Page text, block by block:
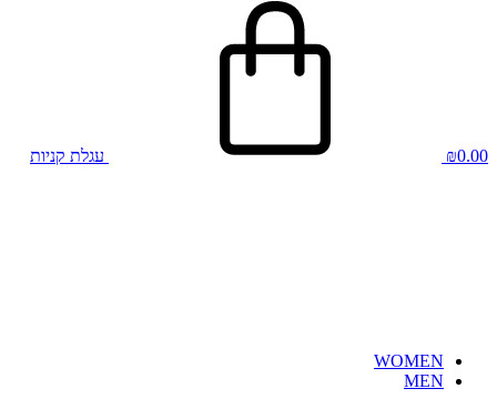
₪0.00 עגלת קניות
WOMEN
MEN